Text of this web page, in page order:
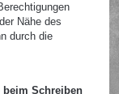
Nähe des
durch die
beim Schreiben